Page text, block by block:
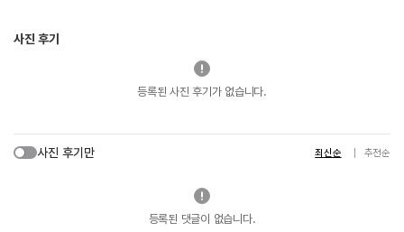
사진 후기
등록된 사진 후기가 없습니다.
사진 후기만 최신순 추천순
등록된 댓글이 없습니다.